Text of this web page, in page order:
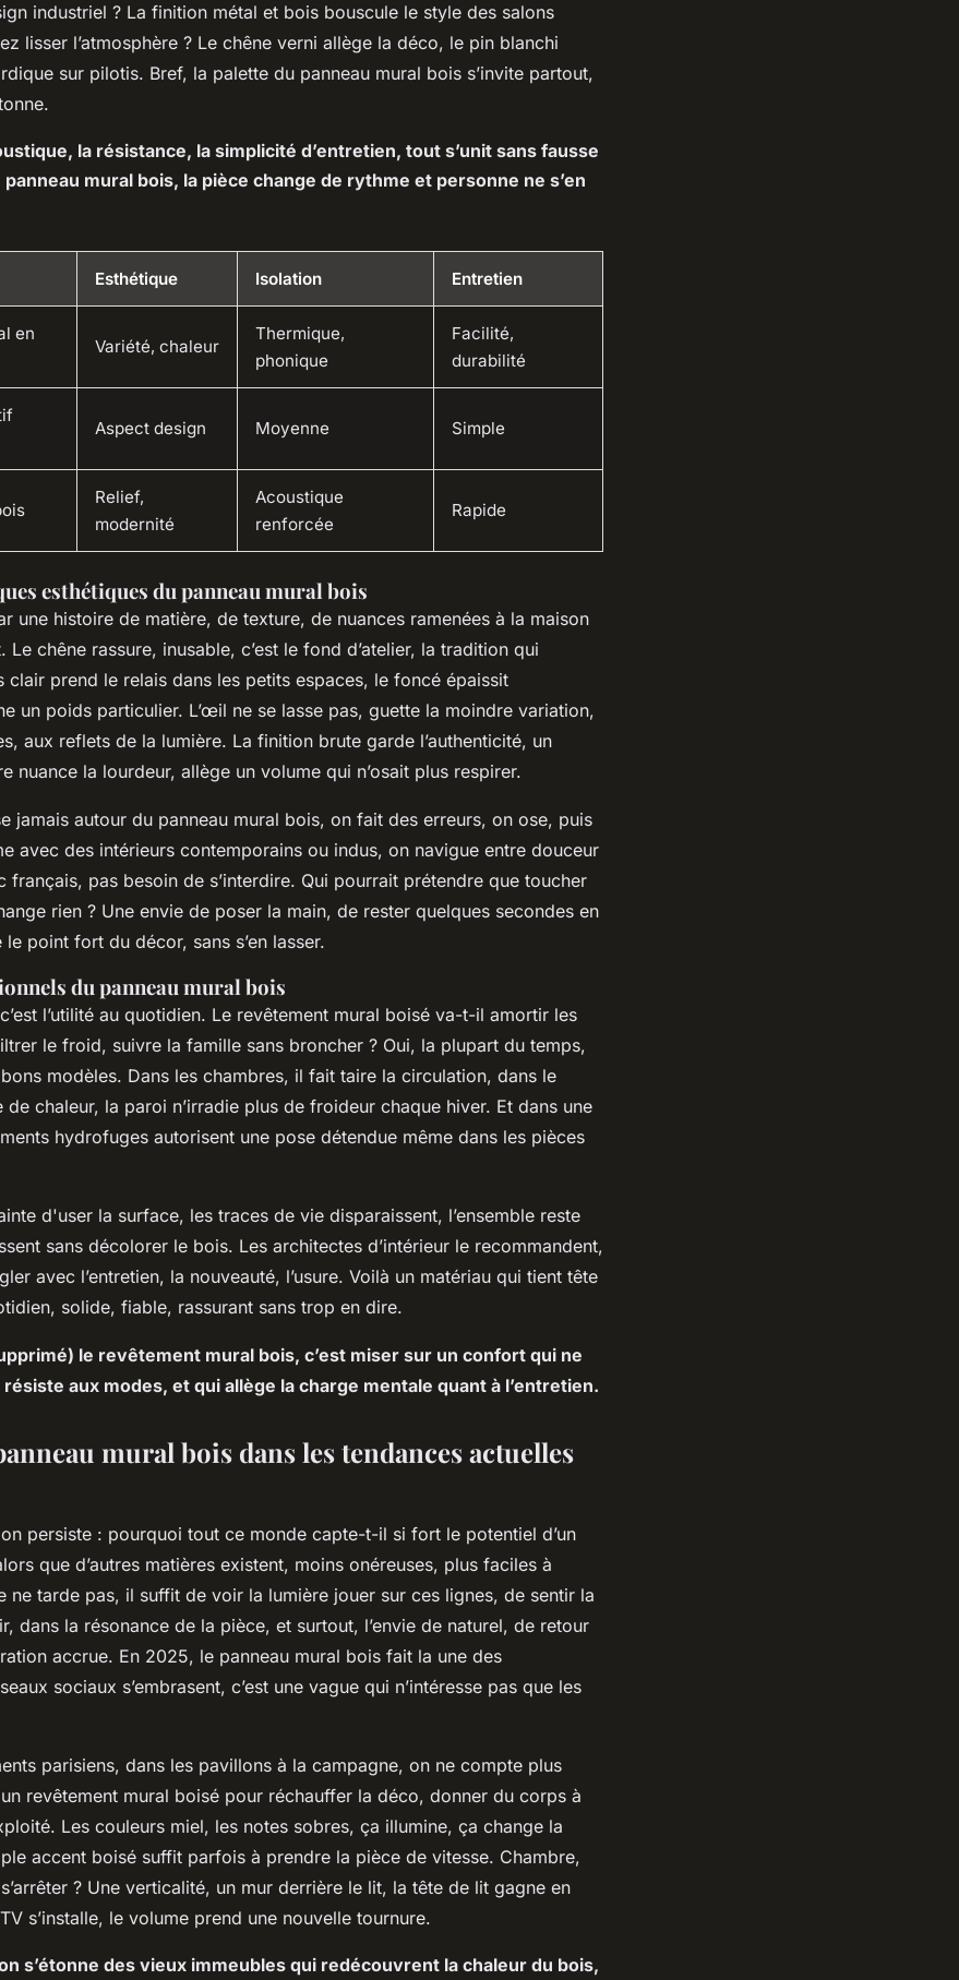
industriel ? La finition métal et bois bouscule le style des salons
lisser l’atmosphère ? Le chêne verni allège la déco, le pin blanchi
sur pilotis. Bref, la palette du panneau mural bois s’invite partout,
la résistance, la simplicité d’entretien, tout s’unit sans fausse
mural bois, la pièce change de rythme et personne ne s’en
Esthétique Isolation Entretien
en
Variété, chaleur
Thermique,
phonique
Facilité,
durabilité
Aspect design Moyenne Simple
Relief,
modernité
Acoustique
renforcée
Rapide
esthétiques du panneau mural bois
une histoire de matière, de texture, de nuances ramenées à la maison
Le chêne rassure, inusable, c’est le fond d’atelier, la tradition qui
clair prend le relais dans les petits espaces, le foncé épaissit
un poids particulier. L’œil ne se lasse pas, guette la moindre variation,
aux reflets de la lumière. La finition brute garde l’authenticité, un
nuance la lourdeur, allège un volume qui n’osait plus respirer.
jamais autour du panneau mural bois, on fait des erreurs, on ose, puis
avec des intérieurs contemporains ou indus, on navigue entre douceur
français, pas besoin de s’interdire. Qui pourrait prétendre que toucher
rien ? Une envie de poser la main, de rester quelques secondes en
le point fort du décor, sans s’en lasser.
du panneau mural bois
l’utilité au quotidien. Le revêtement mural boisé va-t-il amortir les
le froid, suivre la famille sans broncher ? Oui, la plupart du temps,
modèles. Dans les chambres, il fait taire la circulation, dans le
de chaleur, la paroi n’irradie plus de froideur chaque hiver. Et dans une
hydrofuges autorisent une pose détendue même dans les pièces
d'user la surface, les traces de vie disparaissent, l’ensemble reste
sans décolorer le bois. Les architectes d’intérieur le recommandent,
avec l’entretien, la nouveauté, l’usure. Voilà un matériau qui tient tête
solide, fiable, rassurant sans trop en dire.
le revêtement mural bois, c’est miser sur un confort qui ne
aux modes, et qui allège la charge mentale quant à l’entretien.
mural bois dans les tendances actuelles
persiste : pourquoi tout ce monde capte-t-il si fort le potentiel d’un
que d’autres matières existent, moins onéreuses, plus faciles à
ne tarde pas, il suffit de voir la lumière jouer sur ces lignes, de sentir la
dans la résonance de la pièce, et surtout, l’envie de naturel, de retour
accrue. En 2025, le panneau mural bois fait la une des
sociaux s’embrasent, c’est une vague qui n’intéresse pas que les
parisiens, dans les pavillons à la campagne, on ne compte plus
revêtement mural boisé pour réchauffer la déco, donner du corps à
Les couleurs miel, les notes sobres, ça illumine, ça change la
accent boisé suffit parfois à prendre la pièce de vitesse. Chambre,
? Une verticalité, un mur derrière le lit, la tête de lit gagne en
s’installe, le volume prend une nouvelle tournure.
on s’étonne des vieux immeubles qui redécouvrent la chaleur du bois,